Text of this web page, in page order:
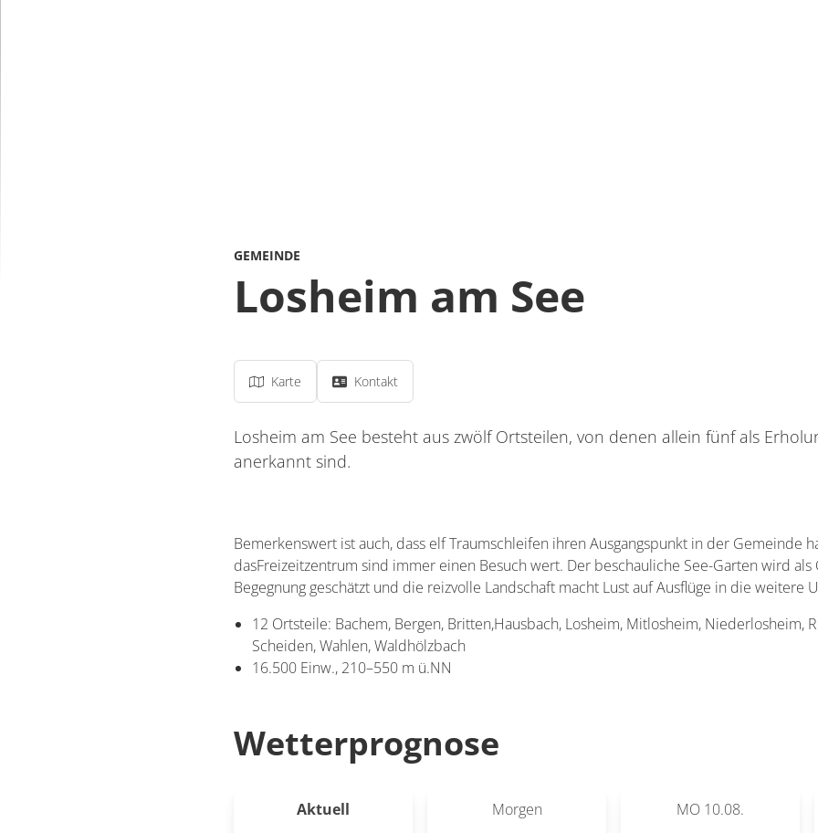
GEMEINDE
Losheim am See
Karte Kontakt
Losheim am See besteht aus zwölf Ortsteilen, von denen allein fünf als
anerkannt sind.
Bemerkenswert ist auch, dass elf Traumschleifen ihren Ausgangspunkt in der Gemeinde
dasFreizeitzentrum sind immer einen Besuch wert. Der beschauliche See-Garten wird als
Begegnung geschätzt und die reizvolle Landschaft macht Lust auf Ausflüge in die weitere
12 Ortsteile: Bachem, Bergen, Britten,Hausbach, Losheim, Mitlosheim, Niederlosheim,
Scheiden, Wahlen, Waldhölzbach
16.500 Einw., 210–550 m ü.NN
Wetterprognose
Aktuell Morgen MO 10.08.